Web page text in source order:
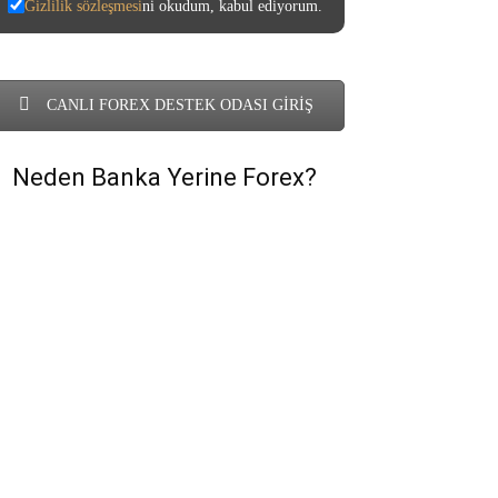
Gizlilik sözleşmesini okudum, kabul ediyorum.
CANLI FOREX DESTEK ODASI GİRİŞ
Neden Banka Yerine Forex?